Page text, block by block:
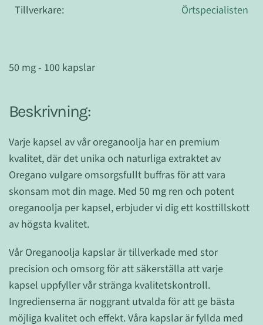
Tillverkare:
Örtspecialisten
50 mg - 100 kapslar
Beskrivning:
Varje kapsel av vår oreganoolja har en premium
kvalitet, där det unika och naturliga extraktet av
Oregano vulgare omsorgsfullt buffras för att vara
skonsam mot din mage. Med 50 mg ren och potent
oreganoolja per kapsel, erbjuder vi dig ett kosttillskott
av högsta kvalitet.
Vår Oreganoolja kapslar är tillverkade med stor
precision och omsorg för att säkerställa att varje
kapsel uppfyller vår stränga kvalitetskontroll.
Ingredienserna är noggrant utvalda för att ge bästa
möjliga kvalitet och effekt. Våra kapslar är fyllda med